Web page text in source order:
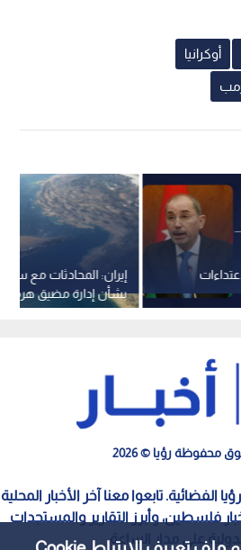
أوكرانيا
إيران: المحادثات مع
بشأن إدارة مضيق هرمز
محفوظة رؤيا © 2026
الفضائية. تابعوا معنا آخر الأخبار المحلية
فلسطين، وأبرز التقارير والمستجدات
على مدار الساعة.